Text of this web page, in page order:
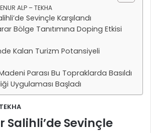
ALP – TEKHA
Sevinçle Karşılandı
Bölge Tanıtımına Doping Etkisi
Kalan Turizm Potansiyeli
Parası Bu Topraklarda Basıldı
Uygulaması Başladı
Salihli’de Sevinçle